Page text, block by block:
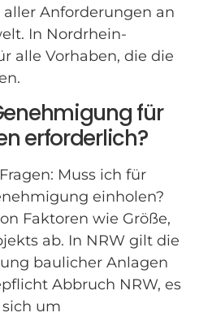
Anforderungen an
In Nordrhein-
alle Vorhaben, die die
für
erforderlich?
Muss ich für
einholen?
Faktoren wie Größe,
ab. In NRW gilt die
baulicher Anlagen
Abbruch NRW, es
um